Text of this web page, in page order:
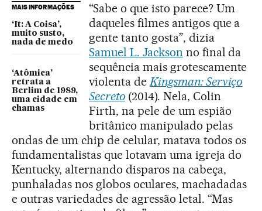
MAIS INFORMAÇÕES
‘It: A Coisa’,
muito susto,
nada de medo
‘Atômica’
retrata a
Berlim de 1989,
uma cidade em
chamas
“Sabe o que isto parece? Um
daqueles filmes antigos que a
gente tanto gosta”, dizia
Samuel L. Jackson no final da
sequência mais grotescamente
violenta de Kingsman: Serviço
Secreto(2014). Nela, Colin
Firth, na pele de um espião
britânico manipulado pelas
ondas de um chip de celular, matava todos os
fundamentalistas que lotavam uma igreja do
Kentucky, alternando disparos na cabeça,
punhaladas nos globos oculares, machadadas
e outras variedades de agressão letal. “Mas